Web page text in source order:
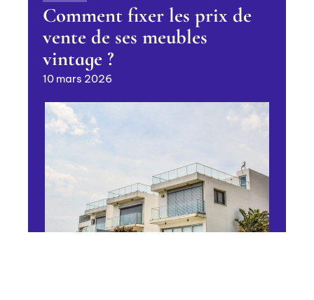
Comment fixer les prix de
vente de ses meubles
vintage ?
10 mars 2026